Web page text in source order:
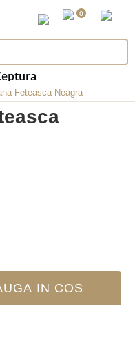
0
Feteasca Neagra
IN COS